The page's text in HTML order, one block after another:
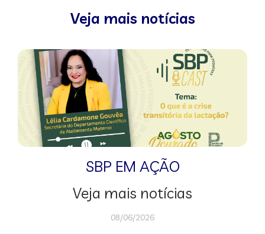
Veja mais notícias
SBP EM AÇÃO
Veja mais notícias
08/06/2026